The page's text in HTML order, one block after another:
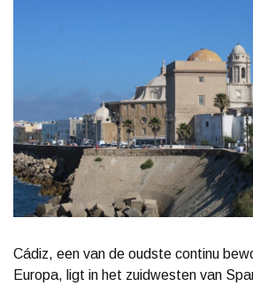
Cádiz, een van de oudste continu
Europa, ligt in het zuidwesten van